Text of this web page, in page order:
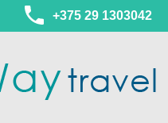
+375 29 1303042